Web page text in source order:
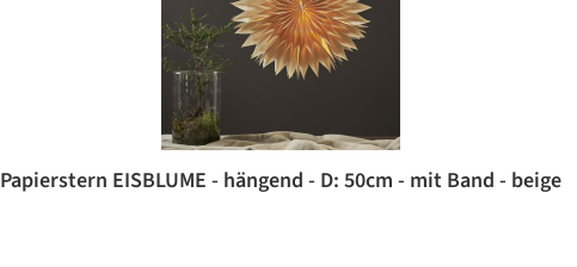
Papierstern EISBLUME - hängend - D: 50cm - mit Band - beige